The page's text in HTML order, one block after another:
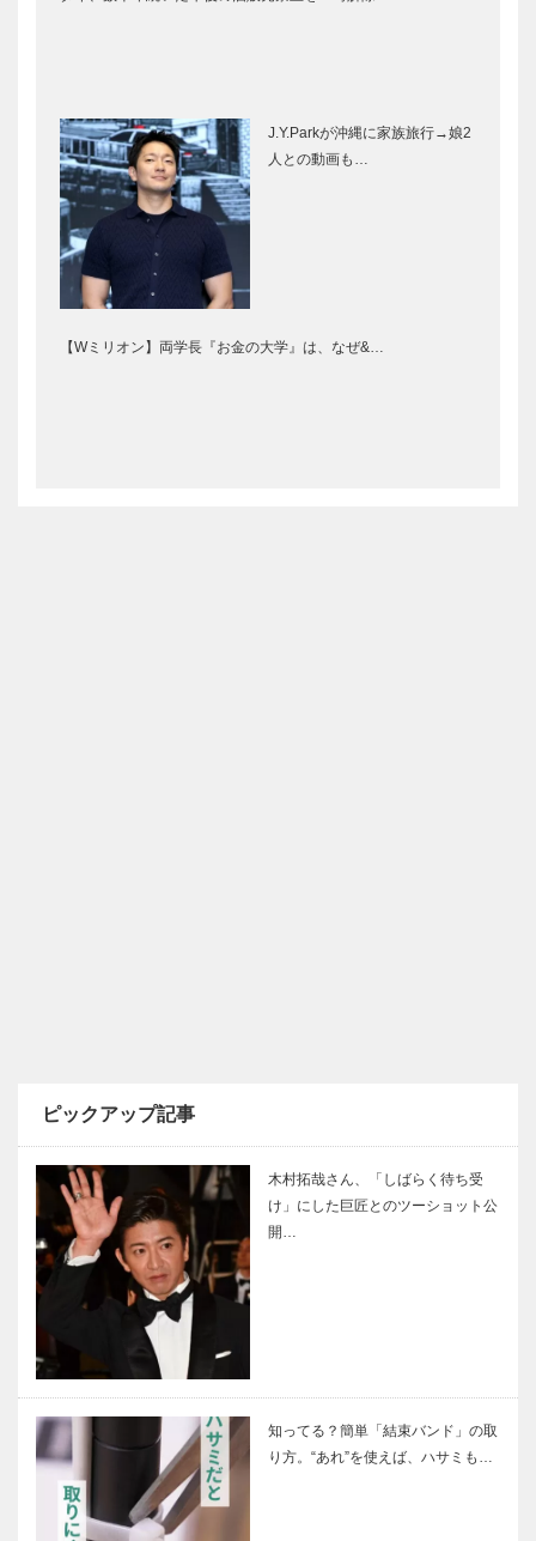
J.Y.Parkが沖縄に家族旅行→娘2
人との動画も…
【Wミリオン】両学長『お金の大学』は、なぜ&…
ピックアップ記事
木村拓哉さん、「しばらく待ち受
け」にした巨匠とのツーショット公
開…
知ってる？簡単「結束バンド」の取
り方。“あれ”を使えば、ハサミも…